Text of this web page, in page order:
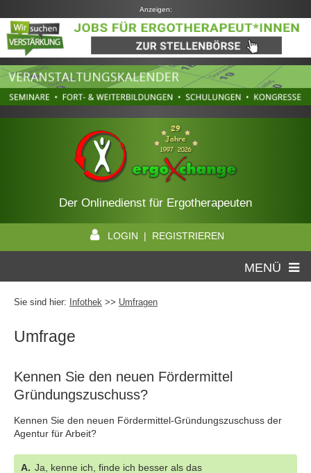
Anzeigen:
Der Onlinedienst für Ergotherapeuten
LOGIN | REGISTRIEREN
MENÜ
Sie sind hier: Infothek >> Umfragen
Umfrage
Kennen Sie den neuen Fördermittel
Gründungszuschuss?
Kennen Sie den neuen Fördermittel-Gründungszuschuss der
Agentur für Arbeit?
A. Ja, kenne ich, finde ich besser als das